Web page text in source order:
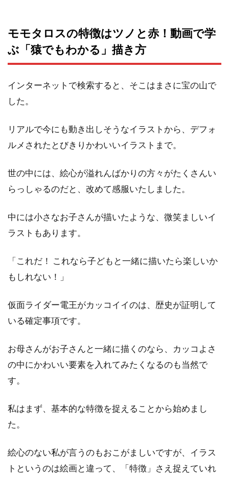
モモタロスの特徴はツノと赤！動画で学
ぶ「猿でもわかる」描き方
インターネットで検索すると、そこはまさに宝の山で
した。
リアルで今にも動き出しそうなイラストから、デフォ
ルメされたとびきりかわいいイラストまで。
世の中には、絵心が溢れんばかりの方々がたくさんい
らっしゃるのだと、改めて感服いたしました。
中には小さなお子さんが描いたような、微笑ましいイ
ラストもあります。
「これだ！ これなら子どもと一緒に描いたら楽しいか
もしれない！」
仮面ライダー電王がカッコイイのは、歴史が証明して
いる確定事項です。
お母さんがお子さんと一緒に描くのなら、カッコよさ
の中にかわいい要素を入れてみたくなるのも当然で
す。
私はまず、基本的な特徴を捉えることから始めまし
た。
絵心のない私が言うのもおこがましいですが、イラス
トというのは絵画と違って、「特徴」さえ捉えていれ